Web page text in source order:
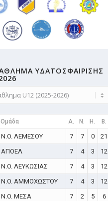
ΥΔΑΤΟΣΦΑΙΡΙΣΗΣ
Ομάδα A. N. H. B.
N.O. ΛΕΜΕΣΟΥ 7 7 0
21
ΑΠΟΕΛ 7 4 3
12
N.O. ΛΕΥΚΩΣΙΑΣ 7 4 3
12
N.O. ΑΜΜΟΧΩΣΤΟΥ 7 4 3
12
N.O. ΜΕΣΑ
7 2 5 6